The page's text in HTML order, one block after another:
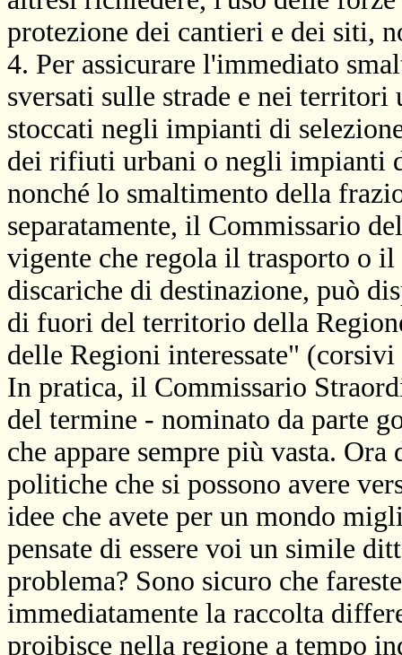
protezione dei cantieri e dei siti,
4. Per assicurare l'immediato
sversati sulle strade e nei
stoccati negli impianti di
dei rifiuti urbani o negli impianti
nonché lo smaltimento della
separatamente, il Commissario
vigente che regola il trasporto o
discariche di destinazione, può
di fuori del territorio della
delle Regioni interessate"
In pratica, il Commissario
del termine - nominato da parte
che appare sempre più vasta.
politiche che si possono avere
idee che avete per un mondo
pensate di essere voi un simile
problema? Sono sicuro che
immediatamente la raccolta
proibisce nella regione a tempo